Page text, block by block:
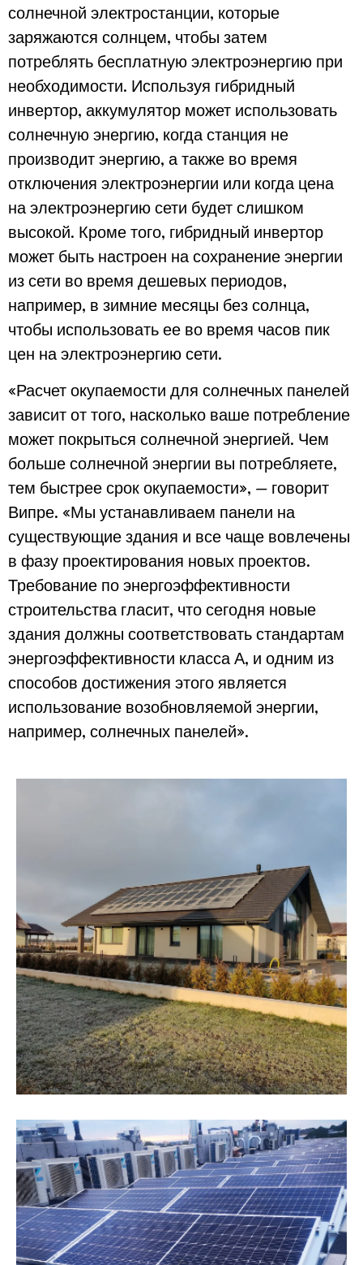
солнечной электростанции, которые
заряжаются солнцем, чтобы затем
потреблять бесплатную электроэнергию при
необходимости. Используя гибридный
инвертор, аккумулятор может использовать
солнечную энергию, когда станция не
производит энергию, а также во время
отключения электроэнергии или когда цена
на электроэнергию сети будет слишком
высокой. Кроме того, гибридный инвертор
может быть настроен на сохранение энергии
из сети во время дешевых периодов,
например, в зимние месяцы без солнца,
чтобы использовать ее во время часов пик
цен на электроэнергию сети.
«Расчет окупаемости для солнечных панелей
зависит от того, насколько ваше потребление
может покрыться солнечной энергией. Чем
больше солнечной энергии вы потребляете,
тем быстрее срок окупаемости», — говорит
Випре. «Мы устанавливаем панели на
существующие здания и все чаще вовлечены
в фазу проектирования новых проектов.
Требование по энергоэффективности
строительства гласит, что сегодня новые
здания должны соответствовать стандартам
энергоэффективности класса А, и одним из
способов достижения этого является
использование возобновляемой энергии,
например, солнечных панелей».